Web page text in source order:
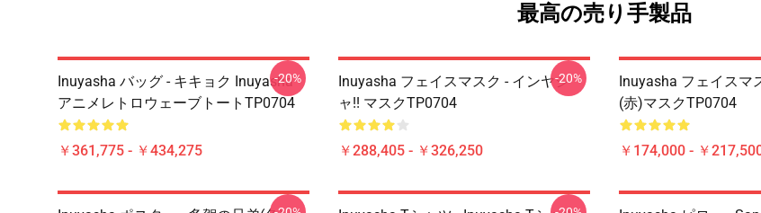
最高の売り手製品
Inuyasha バッグ - キキョク Inuyasha
アニメレトロウェーブトートTP0704
￥361,775 - ￥434,275
-20%
Inuyasha フェイスマスク - インヤシ
ャ!! マスクTP0704
￥288,405 - ￥326,250
-20%
Inuyasha フェイスマ
(赤)マスクTP0704
￥174,000 - ￥